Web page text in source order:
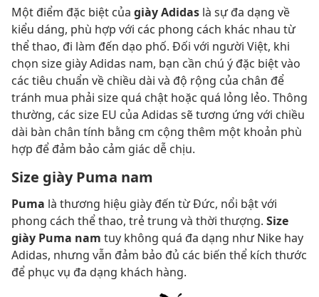
Một điểm đặc biệt của giày Adidas là sự đa dạng về
kiểu dáng, phù hợp với các phong cách khác nhau từ
thể thao, đi làm đến dạo phố. Đối với người Việt, khi
chọn size giày Adidas nam, bạn cần chú ý đặc biệt vào
các tiêu chuẩn về chiều dài và độ rộng của chân để
tránh mua phải size quá chật hoặc quá lỏng lẻo. Thông
thường, các size EU của Adidas sẽ tương ứng với chiều
dài bàn chân tính bằng cm cộng thêm một khoản phù
hợp để đảm bảo cảm giác dễ chịu.
Size giày Puma nam
Puma là thương hiệu giày đến từ Đức, nổi bật với
phong cách thể thao, trẻ trung và thời thượng. Size
giày Puma nam tuy không quá đa dạng như Nike hay
Adidas, nhưng vẫn đảm bảo đủ các biến thể kích thước
để phục vụ đa dạng khách hàng.